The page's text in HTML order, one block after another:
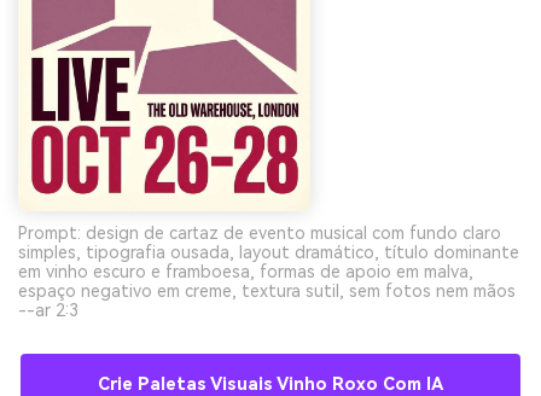
Prompt: design de cartaz de evento musical com fundo claro
simples, tipografia ousada, layout dramático, título dominante
em vinho escuro e framboesa, formas de apoio em malva,
espaço negativo em creme, textura sutil, sem fotos nem mãos
--ar 2:3
Crie Paletas Visuais Vinho Roxo Com IA